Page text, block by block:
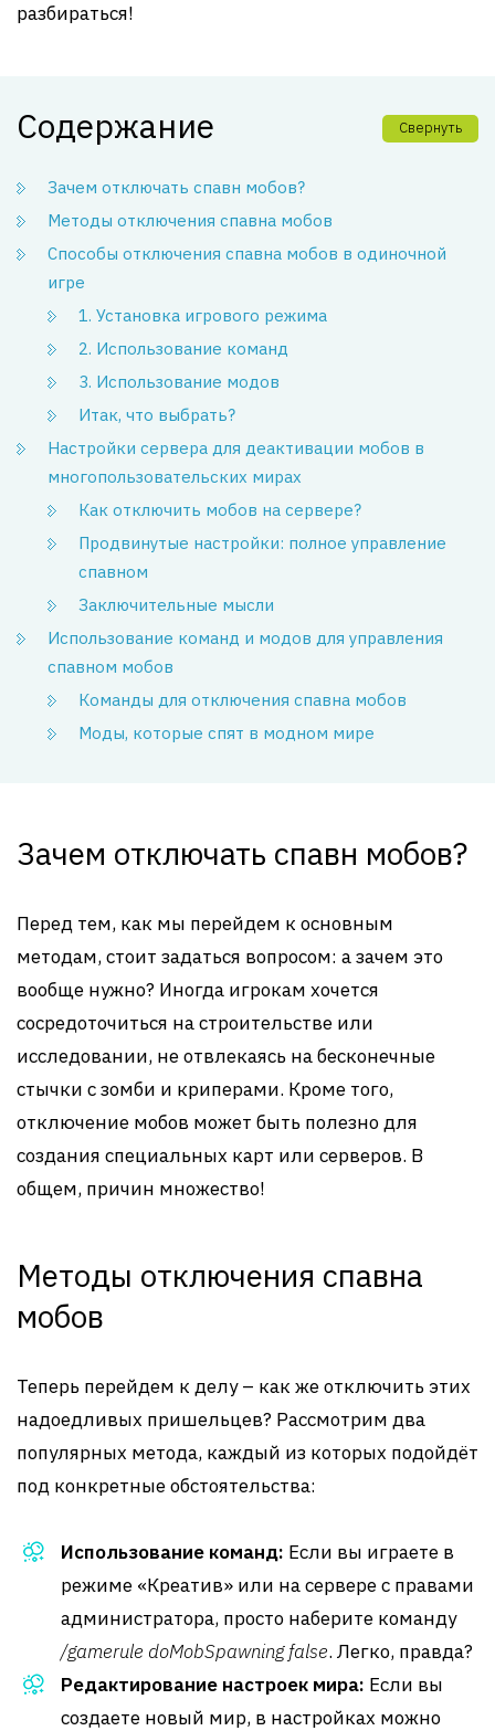
разбираться!
Содержание Свернуть
Зачем отключать спавн мобов?
Методы отключения спавна мобов
Способы отключения спавна мобов в одиночной
игре
1. Установка игрового режима
2. Использование команд
3. Использование модов
Итак, что выбрать?
Настройки сервера для деактивации мобов в
многопользовательских мирах
Как отключить мобов на сервере?
Продвинутые настройки: полное управление
спавном
Заключительные мысли
Использование команд и модов для управления
спавном мобов
Команды для отключения спавна мобов
Моды, которые спят в модном мире
Зачем отключать спавн мобов?
Перед тем, как мы перейдем к основным
методам, стоит задаться вопросом: а зачем это
вообще нужно? Иногда игрокам хочется
сосредоточиться на строительстве или
исследовании, не отвлекаясь на бесконечные
стычки с зомби и криперами. Кроме того,
отключение мобов может быть полезно для
создания специальных карт или серверов. В
общем, причин множество!
Методы отключения спавна
мобов
Теперь перейдем к делу – как же отключить этих
надоедливых пришельцев? Рассмотрим два
популярных метода, каждый из которых подойдёт
под конкретные обстоятельства:
Использование команд: Если вы играете в
режиме «Креатив» или на сервере с правами
администратора, просто наберите команду
/gamerule doMobSpawning false. Легко, правда?
Редактирование настроек мира: Если вы
создаете новый мир, в настройках можно